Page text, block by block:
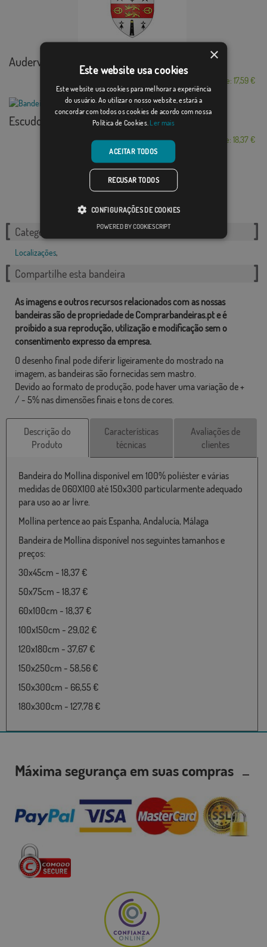
Auderville
Desde: 17,59 €
Escudo Pilas
Desde: 18,37 €
Categorias relacionadas:
Localizações,
Compartilhe esta bandeira
As imagens e outros recursos relacionados com as nossas
bandeiras são de propriedade de Comprarbandeiras.pt e é
proibido a sua reprodução, utilização e modificação sem o
consentimento expresso da empresa.
O desenho final pode diferir ligeiramente do mostrado na
imagem, as bandeiras são fornecidas sem mastro.
Devido ao formato de produção, pode haver uma variação de +
/ - 5% nas dimensões finais e tons de cores.
Descrição do
Produto
Características
técnicas
Avaliações de
clientes
Bandeira do Mollina disponível em 100% poliéster e várias
medidas de 060X100 até 150x300 particularmente adequado
para uso ao ar livre.
Mollina pertence ao país Espanha, Andalucía, Málaga
Bandeira de Mollina disponível nos seguintes tamanhos e
preços:
30x45cm - 18,37 €
50x75cm - 18,37 €
60x100cm - 18,37 €
100x150cm - 29,02 €
120x180cm - 37,67 €
150x250cm - 58,56 €
150x300cm - 66,55 €
180x300cm - 127,78 €
Máxima segurança em suas compras
×
Este website usa cookies
Este website usa cookies para melhorar a experiência
do usuário. Ao utilizar o nosso website, estará a
concordar com todos os cookies de acordo com nossa
Política de Cookies. Ler mais
ACEITAR TODOS
RECUSAR TODOS
CONFIGURAÇÕES DE COOKIES
POWERED BY COOKIESCRIPT